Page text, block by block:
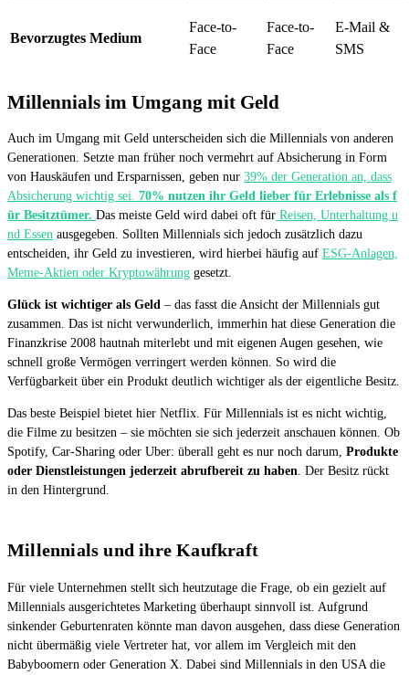
Bevorzugtes Medium
Face-to-
Face
Face-to-
Face
E-Mail &
SMS
Millennials im Umgang mit Geld
Auch im Umgang mit Geld unterscheiden sich die Millennials von anderen
Generationen. Setzte man früher noch vermehrt auf Absicherung in Form
von Hauskäufen und Ersparnissen, geben nur 39% der Generation an, dass
Absicherung wichtig sei. 70% nutzen ihr Geld lieber für Erlebnisse als f
ür Besitztümer. Das meiste Geld wird dabei oft für Reisen, Unterhaltung u
nd Essen ausgegeben. Sollten Millennials sich jedoch zusätzlich dazu
entscheiden, ihr Geld zu investieren, wird hierbei häufig auf ESG-Anlagen,
Meme-Aktien oder Kryptowährung gesetzt.
Glück ist wichtiger als Geld – das fasst die Ansicht der Millennials gut
zusammen. Das ist nicht verwunderlich, immerhin hat diese Generation die
Finanzkrise 2008 hautnah miterlebt und mit eigenen Augen gesehen, wie
schnell große Vermögen verringert werden können. So wird die
Verfügbarkeit über ein Produkt deutlich wichtiger als der eigentliche Besitz.
Das beste Beispiel bietet hier Netflix. Für Millennials ist es nicht wichtig,
die Filme zu besitzen – sie möchten sie sich jederzeit anschauen können. Ob
Spotify, Car-Sharing oder Uber: überall geht es nur noch darum, Produkte
oder Dienstleistungen jederzeit abrufbereit zu haben . Der Besitz rückt
in den Hintergrund.
Millennials und ihre Kaufkraft
Für viele Unternehmen stellt sich heutzutage die Frage, ob ein gezielt auf
Millennials ausgerichtetes Marketing überhaupt sinnvoll ist. Aufgrund
sinkender Geburtenraten könnte man davon ausgehen, dass diese Generation
nicht übermäßig viele Vertreter hat, vor allem im Vergleich mit den
Babyboomern oder Generation X. Dabei sind Millennials in den USA die